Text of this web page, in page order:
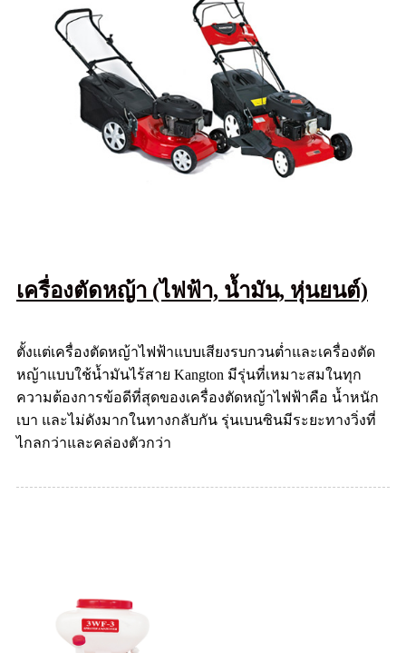
เครื่องตัดหญ้า (ไฟฟ้า, น้ำมัน, หุ่นยนต์)
ตั้งแต่เครื่องตัดหญ้าไฟฟ้าแบบเสียงรบกวนต่ำและเครื่องตัด
หญ้าแบบใช้น้ำมันไร้สาย Kangton มีรุ่นที่เหมาะสมในทุก
ความต้องการข้อดีที่สุดของเครื่องตัดหญ้าไฟฟ้าคือ น้ำหนัก
เบา และไม่ดังมากในทางกลับกัน รุ่นเบนซินมีระยะทางวิ่งที่
ไกลกว่าและคล่องตัวกว่า